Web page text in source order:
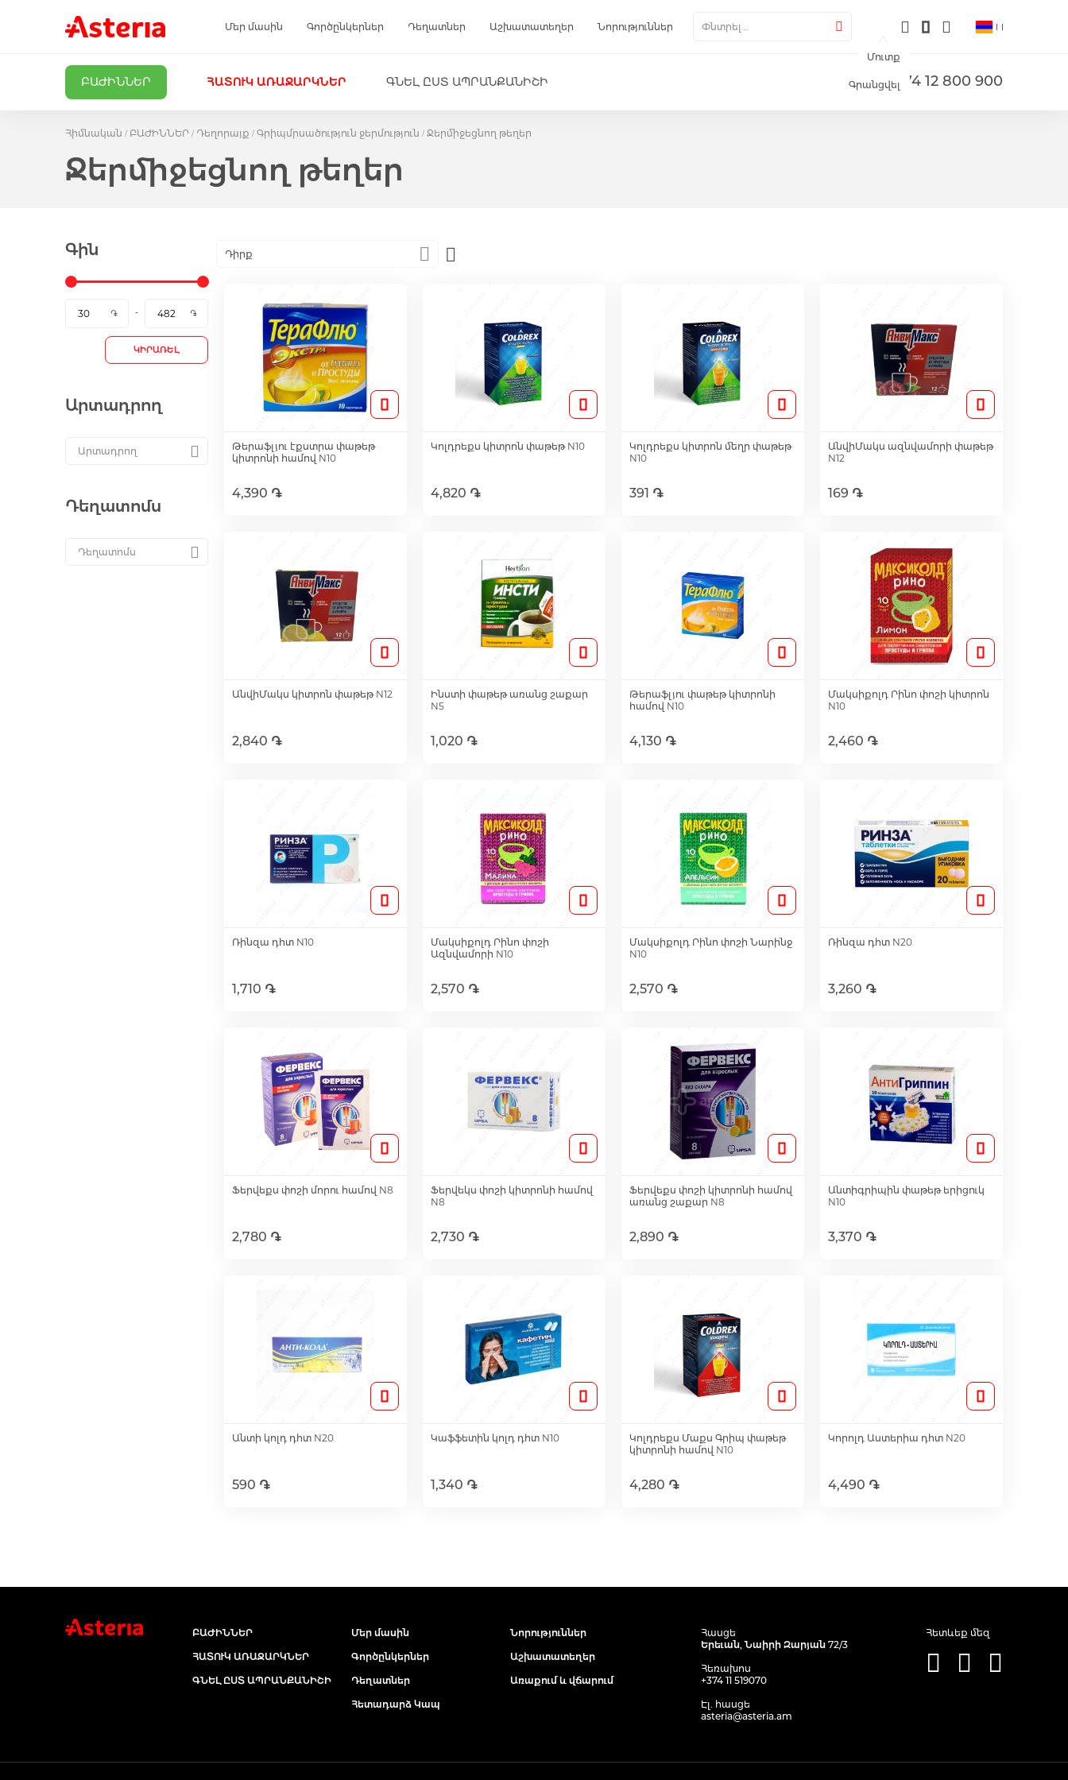
Մեր մասին Գործընկերներ Դեղատներ Աշխատատեղեր Նորություններ Գալերիա
+374 12 800 900
Մուտք
Գրանցվել
ԲԱԺԻՆՆԵՐ ՀԱՏՈՒԿ ԱՌԱՋԱՐԿՆԵՐ ԳՆԵԼ ԸՍՏ ԱՊՐԱՆՔԱՆԻՇԻ
Փնտրել
Հիմնական ԲԱԺԻՆՆԵՐ Դեղորայք Գրիպմրսածություն ջերմություն Ջերմիջեցնող թեղեր
Ջերմիջեցնող թեղեր
Գին
ԿԻՐԱՌԵԼ
Արտադրող
Դեղատոմս
Դիրք
Direction
Թերաֆլյու էքստրա փաթեթ
կիտրոնի համով N10
4,390 ֏
Կոլդրեքս կիտրոն փաթեթ N10
4,820 ֏
Կոլդրեքս կիտրոն մեղր փաթեթ
N10
391 ֏
ԱնվիՄակս ազնվամորի փաթեթ
N12
169 ֏
ԱնվիՄակս կիտրոն փաթեթ N12
2,840 ֏
Ինստի փաթեթ առանց շաքար
N5
1,020 ֏
Թերաֆլյու փաթեթ կիտրոնի
համով N10
4,130 ֏
Մակսիքոլդ Րինո փոշի կիտրոն
N10
2,460 ֏
Ռինզա դհտ N10
1,710 ֏
Մակսիքոլդ Րինո փոշի
Ազնվամորի N10
2,570 ֏
Մակսիքոլդ Րինո փոշի Նարինջ
N10
2,570 ֏
Ռինզա դհտ N20
3,260 ֏
Ֆերվեքս փոշի մորու համով N8
2,780 ֏
Ֆերվեկս փոշի կիտրոնի համով
N8
2,730 ֏
Ֆերվեքս փոշի կիտրոնի համով
առանց շաքար N8
2,890 ֏
Անտիգրիպին փաթեթ երիցուկ
N10
3,370 ֏
Անտի կոլդ դհտ N20
590 ֏
Կաֆֆետին կոլդ դհտ N10
1,340 ֏
Կոլդրեքս Մաքս Գրիպ փաթեթ
կիտրոնի համով N10
4,280 ֏
Կորոլդ Աստերիա դհտ N20
4,490 ֏
ԲԱԺԻՆՆԵՐ
ՀԱՏՈՒԿ ԱՌԱՋԱՐԿՆԵՐ
ԳՆԵԼ ԸՍՏ ԱՊՐԱՆՔԱՆԻՇԻ
Մեր մասին
Գործընկերներ
Դեղատներ
Հետադարձ Կապ
Նորություններ
Աշխատատեղեր
Առաքում և վճարում
Հասցե
Երեւան, Նաիրի Զարյան 72/3
Հեռախոս
+374 11 519070
Էլ. հասցե
asteria@asteria.am
Հետևեք մեզ